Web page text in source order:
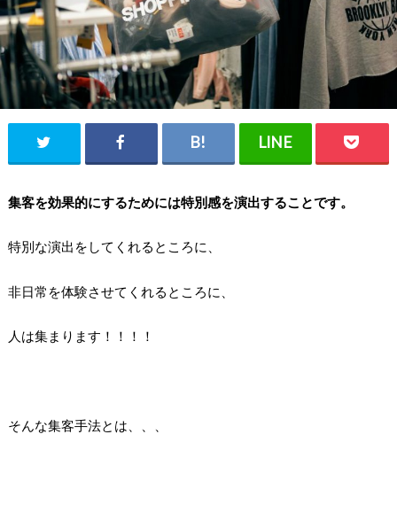
集客を効果的にするためには特別感を演出することです。
特別な演出をしてくれるところに、
非日常を体験させてくれるところに、
人は集まります！！！！
そんな集客手法とは、、、